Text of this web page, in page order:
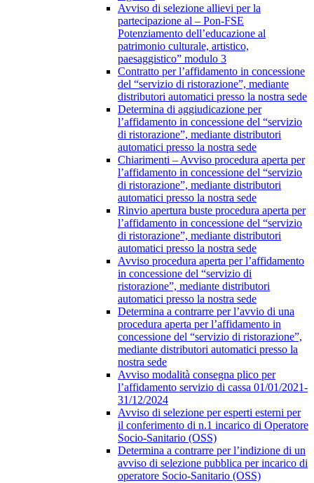
Avviso di selezione allievi per la
partecipazione al – Pon-FSE
Potenziamento dell’educazione al
patrimonio culturale, artistico,
paesaggistico” modulo 3
Contratto per l’affidamento in concessione
del “servizio di ristorazione”, mediante
distributori automatici presso la nostra sede
Determina di aggiudicazione per
l’affidamento in concessione del “servizio
di ristorazione”, mediante distributori
automatici presso la nostra sede
Chiarimenti – Avviso procedura aperta per
l’affidamento in concessione del “servizio
di ristorazione”, mediante distributori
automatici presso la nostra sede
Rinvio apertura buste procedura aperta per
l’affidamento in concessione del “servizio
di ristorazione”, mediante distributori
automatici presso la nostra sede
Avviso procedura aperta per l’affidamento
in concessione del “servizio di
ristorazione”, mediante distributori
automatici presso la nostra sede
Determina a contrarre per l’avvio di una
procedura aperta per l’affidamento in
concessione del “servizio di ristorazione”,
mediante distributori automatici presso la
nostra sede
Avviso modalità consegna plico per
l’affidamento servizio di cassa 01/01/2021-
31/12/2024
Avviso di selezione per esperti esterni per
il conferimento di n.1 incarico di Operatore
Socio-Sanitario (OSS)
Determina a contrarre per l’indizione di un
avviso di selezione pubblica per incarico di
operatore Socio-Sanitario (OSS)